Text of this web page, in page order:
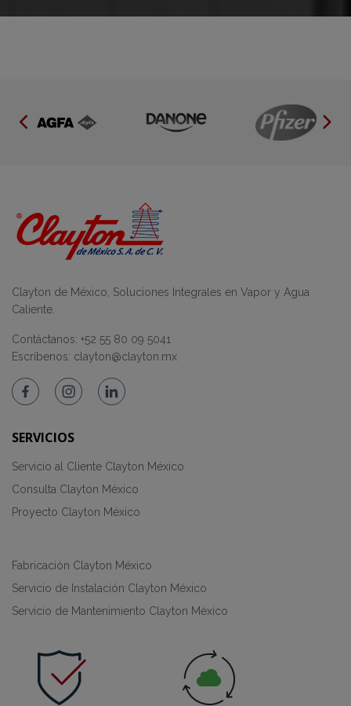
Clayton de México, Soluciones Integrales en Vapor y Agua
Caliente.
Contáctanos: +52 55 80 09 5041
Escríbenos: clayton@clayton.mx
SERVICIOS
Servicio al Cliente Clayton México
Consulta Clayton México
Proyecto Clayton México
Fabricación Clayton México
Servicio de Instalación Clayton México
Servicio de Mantenimiento Clayton México